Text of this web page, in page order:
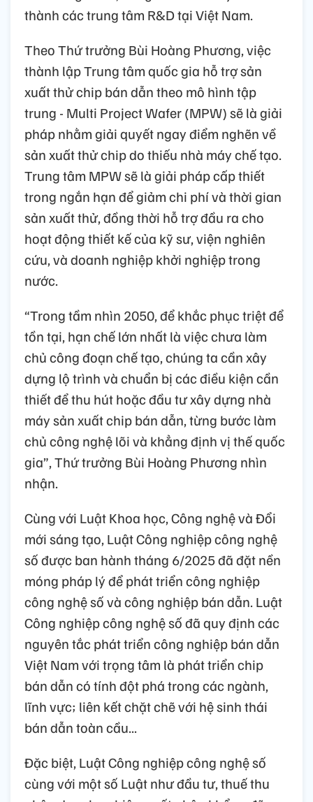
thành các trung tâm R&D tại Việt Nam.
Theo Thứ trưởng Bùi Hoàng Phương, việc
thành lập Trung tâm quốc gia hỗ trợ sản
xuất thử chip bán dẫn theo mô hình tập
trung - Multi Project Wafer (MPW) sẽ là giải
pháp nhằm giải quyết ngay điểm nghẽn về
sản xuất thử chip do thiếu nhà máy chế tạo.
Trung tâm MPW sẽ là giải pháp cấp thiết
trong ngắn hạn để giảm chi phí và thời gian
sản xuất thử, đồng thời hỗ trợ đầu ra cho
hoạt động thiết kế của kỹ sư, viện nghiên
cứu, và doanh nghiệp khởi nghiệp trong
nước.
“Trong tầm nhìn 2050, để khắc phục triệt để
tồn tại, hạn chế lớn nhất là việc chưa làm
chủ công đoạn chế tạo, chúng ta cần xây
dựng lộ trình và chuẩn bị các điều kiện cần
thiết để thu hút hoặc đầu tư xây dựng nhà
máy sản xuất chip bán dẫn, từng bước làm
chủ công nghệ lõi và khẳng định vị thế quốc
gia”, Thứ trưởng Bùi Hoàng Phương nhìn
nhận.
Cùng với Luật Khoa học, Công nghệ và Đổi
mới sáng tạo, Luật Công nghiệp công nghệ
số được ban hành tháng 6/2025 đã đặt nền
móng pháp lý để phát triển công nghiệp
công nghệ số và công nghiệp bán dẫn. Luật
Công nghiệp công nghệ số đã quy định các
nguyên tắc phát triển công nghiệp bán dẫn
Việt Nam với trọng tâm là phát triển chip
bán dẫn có tính đột phá trong các ngành,
lĩnh vực; liên kết chặt chẽ với hệ sinh thái
bán dẫn toàn cầu...
Đặc biệt, Luật Công nghiệp công nghệ số
cùng với một số Luật như đầu tư, thuế thu